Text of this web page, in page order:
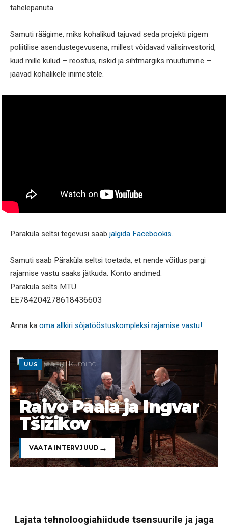
tähelepanuta.
Samuti räägime, miks kohalikud tajuvad seda projekti pigem
poliitilise asendustegevusena, millest võidavad välisinvestorid,
kuid mille kulud – reostus, riskid ja sihtmärgiks muutumine –
jäävad kohalikele inimestele.
Päraküla seltsi tegevusi saab jälgida Facebookis.
Samuti saab Päraküla seltsi toetada, et nende võitlus pargi
rajamise vastu saaks jätkuda. Konto andmed:
Päraküla selts MTÜ
EE784204278618436603
Anna ka oma allkiri sõjatööstuskompleksi rajamise vastu!
UUS
Raivo Paala ja Ingvar
Tšižikov
VAATA INTERVJUUD
Lajata tehnoloogiahiidude tsensuurile ja jaga